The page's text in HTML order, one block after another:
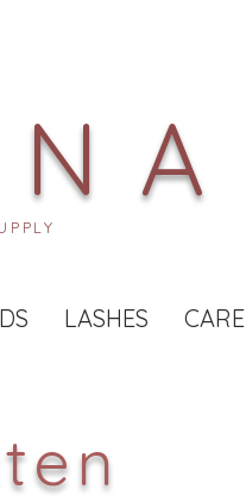
LASHES CARE